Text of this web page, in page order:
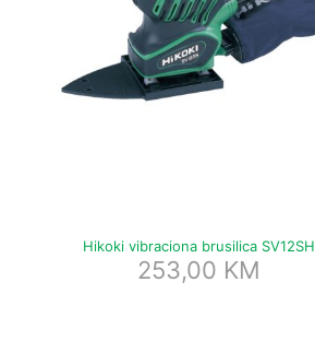
Hikoki vibraciona brusilica SV12SH
253,00 KM